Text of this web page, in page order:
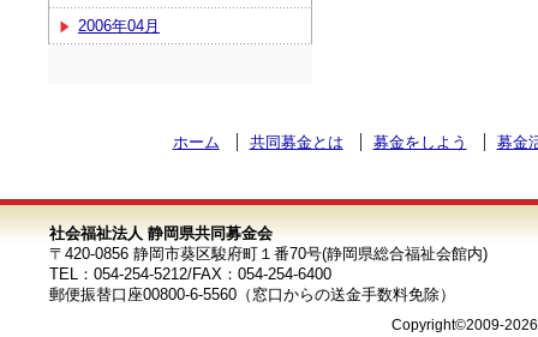
2006年04月
ホーム 共同募金とは 募金をしよう 募金
社会福祉法人 静岡県共同募金会
〒420-0856 静岡市葵区駿府町１番70号(静岡県総合福祉会館内)
TEL：054-254-5212/FAX：054-254-6400
郵便振替口座00800-6-5560（窓口からの送金手数料免除）
Copyright©2009-